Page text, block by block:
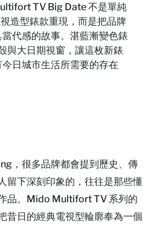
TV Big Date 不是單純
造型錶款重現，而是把品牌
代感的故事。湛藍漸變色錶
與大日期視窗，讓這枚新錶
日城市生活所需要的存在
，很多品牌都會提到歷史、傳
留下深刻印象的，往往是那些懂
品。Mido Multifort TV 系列的
昔日的經典電視型輪廓奉為一個